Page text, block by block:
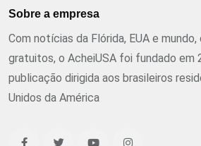
Sobre a empresa
Com notícias da Flórida, EUA e
gratuitos, o AcheiUSA foi fundado em
publicação dirigida aos brasileiros
Unidos da América